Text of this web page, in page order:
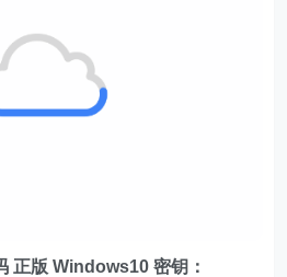
正版 Windows10 密钥：